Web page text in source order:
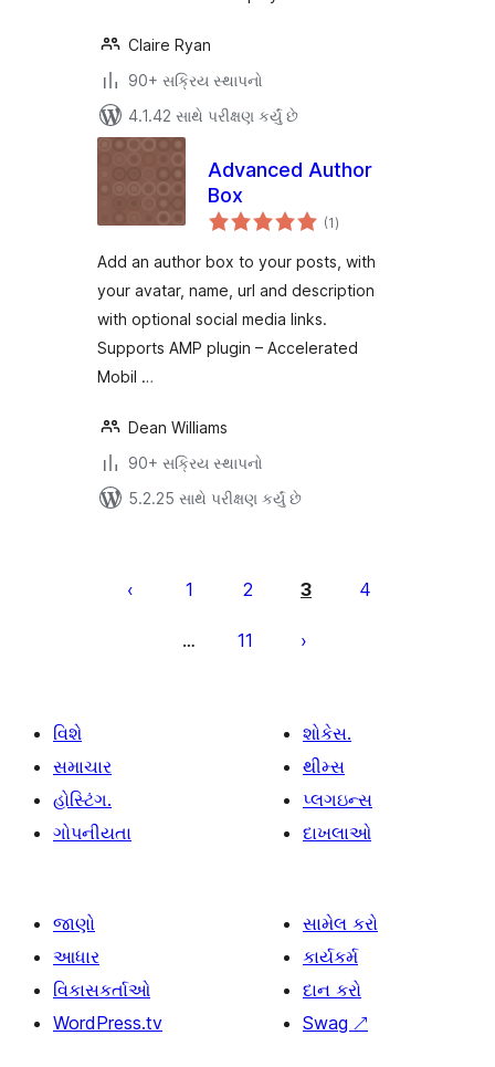
Claire Ryan
90+ સક્રિય સ્થાપનો
4.1.42 સાથે પરીક્ષણ કર્યું છે
Advanced Author
Box
(1કુલ
રેટિંગ્સ
)
Add an author box to your posts, with
your avatar, name, url and description
with optional social media links.
Supports AMP plugin – Accelerated
Mobil …
Dean Williams
90+ સક્રિય સ્થાપનો
5.2.25 સાથે પરીક્ષણ કર્યું છે
પૃષ્ઠ
1 2 3 4
… 11
વિશે
સમાચાર
હોસ્ટિંગ.
ગોપનીયતા
શોકેસ.
થીમ્સ
પ્લગઇન્સ
દાખલાઓ
જાણો
આધાર
વિકાસકર્તાઓ
WordPress.tv
સામેલ કરો
કાર્યકર્મ
દાન કરો
Swag ↗